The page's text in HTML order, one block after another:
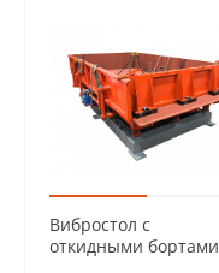
Вибростол с
откидными бортами